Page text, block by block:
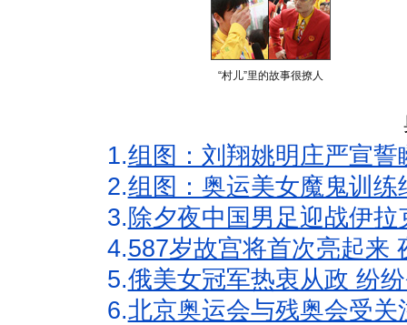
“村儿”里的故事很撩人
1.组图：刘翔姚明庄严宣
2.组图：奥运美女魔鬼训
3. 除夕夜中国男足迎战伊
4.587岁故宫将首次亮起来
5.俄美女冠军热衷从政 纷
6.北京奥运会与残奥会受